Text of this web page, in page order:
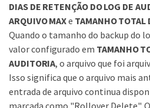
DIAS DE RETENÇÃO DO LOG DE
ARQUIVO MAXe TAMANHO TOTAL
Quando o tamanho do backup do
valor configurado em TAMANHO
AUDITORIA, o arquivo que foi
Isso significa que o arquivo mais
entrada de arquivo continua
marcada como "Rollover Delete".